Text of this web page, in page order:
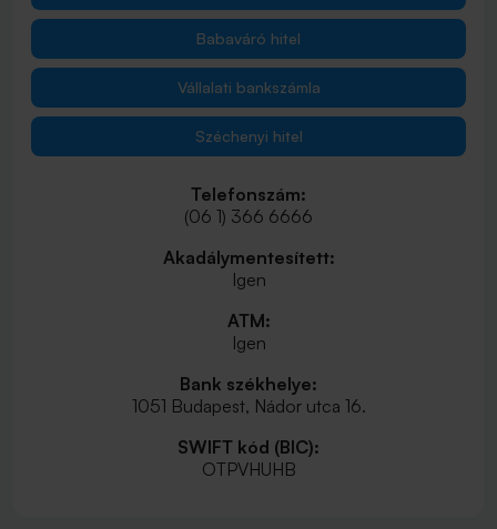
Babaváró hitel
Vállalati bankszámla
Széchenyi hitel
Telefonszám:
(06 1) 366 6666
Akadálymentesített:
Igen
ATM:
Igen
Bank székhelye:
1051 Budapest, Nádor utca 16.
SWIFT kód (BIC):
OTPVHUHB